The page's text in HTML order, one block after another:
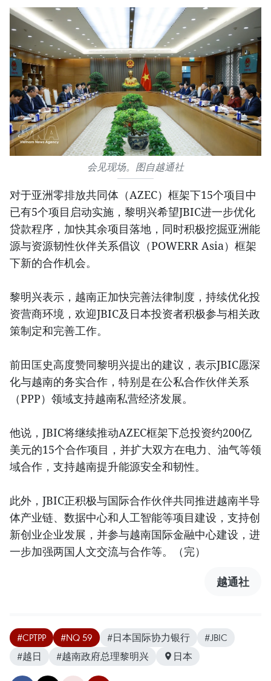
会见现场。图自越通社
对于亚洲零排放共同体（AZEC）框架下15个项目中
已有5个项目启动实施，黎明兴希望JBIC进一步优化
贷款程序，加快其余项目落地，同时积极挖掘亚洲能
源与资源韧性伙伴关系倡议（POWERR Asia）框架
下新的合作机会。
黎明兴表示，越南正加快完善法律制度，持续优化投
资营商环境，欢迎JBIC及日本投资者积极参与相关政
策制定和完善工作。
前田匡史高度赞同黎明兴提出的建议，表示JBIC愿深
化与越南的务实合作，特别是在公私合作伙伴关系
（PPP）领域支持越南私营经济发展。
他说，JBIC将继续推动AZEC框架下总投资约200亿
美元的15个合作项目，并扩大双方在电力、油气等领
域合作，支持越南提升能源安全和韧性。
此外，JBIC正积极与国际合作伙伴共同推进越南半导
体产业链、数据中心和人工智能等项目建设，支持创
新创业企业发展，并参与越南国际金融中心建设，进
一步加强两国人文交流与合作等。（完）
越通社
#CPTPP #NQ 59 #日本国际协力银行
#JBIC
#越日
#越南政府总理黎明兴 日本